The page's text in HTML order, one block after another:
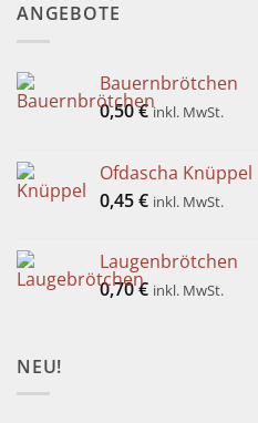
ANGEBOTE
Bauernbrötchen
0,50€ inkl. MwSt.
Ofdascha Knüppel
0,45€ inkl. MwSt.
Laugenbrötchen
0,70€ inkl. MwSt.
NEU!